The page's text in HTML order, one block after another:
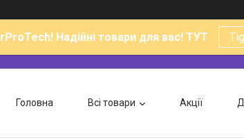
Надійні товари для вас! ТУТ
Головна Всі товари Акції